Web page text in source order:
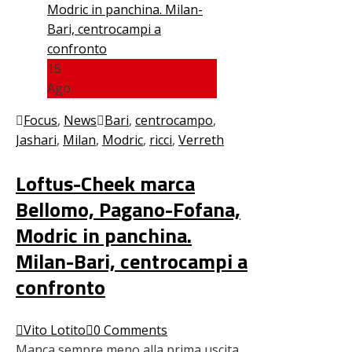
15
Ago
Focus, News Bari, centrocampo,
Jashari, Milan, Modric, ricci, Verreth
Loftus-Cheek marca
Bellomo, Pagano-Fofana,
Modric in panchina.
Milan-Bari, centrocampi a
confronto
Vito Lotito 0 Comments